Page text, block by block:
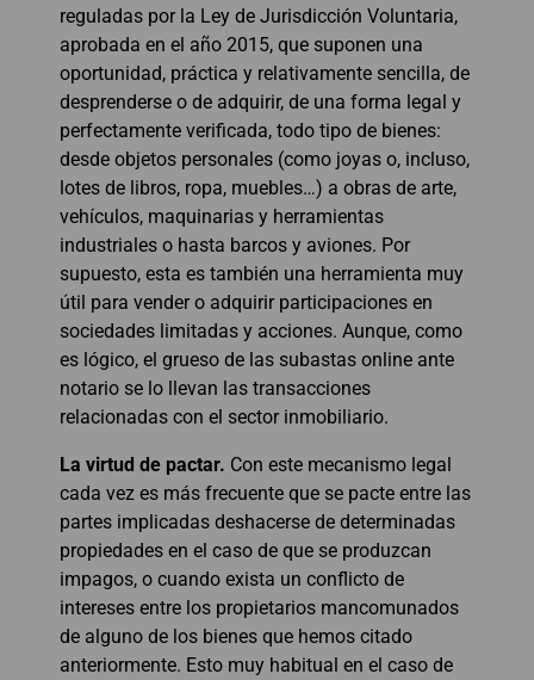
reguladas por la Ley de Jurisdicción Voluntaria,
aprobada en el año 2015, que suponen una
oportunidad, práctica y relativamente sencilla, de
desprenderse o de adquirir, de una forma legal y
perfectamente verificada, todo tipo de bienes:
desde objetos personales (como joyas o, incluso,
lotes de libros, ropa, muebles…) a obras de arte,
vehículos, maquinarias y herramientas
industriales o hasta barcos y aviones. Por
supuesto, esta es también una herramienta muy
útil para vender o adquirir participaciones en
sociedades limitadas y acciones. Aunque, como
es lógico, el grueso de las subastas online ante
notario se lo llevan las transacciones
relacionadas con el sector inmobiliario.
La virtud de pactar. Con este mecanismo legal
cada vez es más frecuente que se pacte entre las
partes implicadas deshacerse de determinadas
propiedades en el caso de que se produzcan
impagos, o cuando exista un conflicto de
intereses entre los propietarios mancomunados
de alguno de los bienes que hemos citado
anteriormente. Esto muy habitual en el caso de